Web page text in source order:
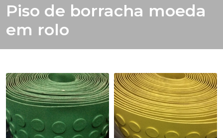
Piso de borracha moeda
em rolo